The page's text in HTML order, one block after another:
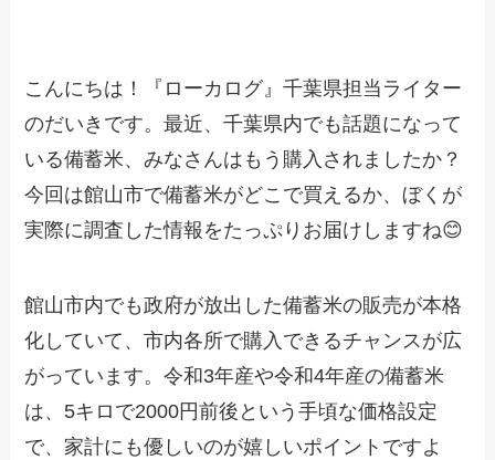
こんにちは！『ローカログ』千葉県担当ライター
のだいきです。最近、千葉県内でも話題になって
いる備蓄米、みなさんはもう購入されましたか？
今回は館山市で備蓄米がどこで買えるか、ぼくが
実際に調査した情報をたっぷりお届けしますね😊
館山市内でも政府が放出した備蓄米の販売が本格
化していて、市内各所で購入できるチャンスが広
がっています。令和3年産や令和4年産の備蓄米
は、5キロで2000円前後という手頃な価格設定
で、家計にも優しいのが嬉しいポイントですよ